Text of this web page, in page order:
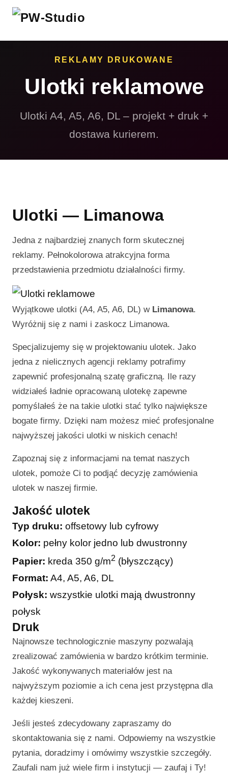
REKLAMY DRUKOWANE
Ulotki reklamowe
Ulotki A4, A5, A6, DL – projekt + druk +
dostawa kurierem.
Ulotki — Limanowa
Jedna z najbardziej znanych form skutecznej
reklamy. Pełnokolorowa atrakcyjna forma
przedstawienia przedmiotu działalności firmy.
Wyjątkowe ulotki (A4, A5, A6, DL) w Limanowa.
Wyróżnij się z nami i zaskocz Limanowa.
Specjalizujemy się w projektowaniu ulotek. Jako
jedna z nielicznych agencji reklamy potrafimy
zapewnić profesjonalną szatę graficzną. Ile razy
widziałeś ładnie opracowaną ulotekę zapewne
pomyślałeś że na takie ulotki stać tylko największe
bogate firmy. Dzięki nam możesz mieć profesjonalne
najwyższej jakości ulotki w niskich cenach!
Zapoznaj się z informacjami na temat naszych
ulotek, pomoże Ci to podjąć decyzję zamówienia
ulotek w naszej firmie.
Jakość ulotek
Typ druku: offsetowy lub cyfrowy
Kolor: pełny kolor jedno lub dwustronny
Papier: kreda 350 g/m2 (błyszczący)
Format: A4, A5, A6, DL
Połysk: wszystkie ulotki mają dwustronny
połysk
Druk
Najnowsze technologicznie maszyny pozwalają
zrealizować zamówienia w bardzo krótkim terminie.
Jakość wykonywanych materiałów jest na
najwyższym poziomie a ich cena jest przystępna dla
każdej kieszeni.
Jeśli jesteś zdecydowany zapraszamy do
skontaktowania się z nami. Odpowiemy na wszystkie
pytania, doradzimy i omówimy wszystkie szczegóły.
Zaufali nam już wiele firm i instytucji — zaufaj i Ty!